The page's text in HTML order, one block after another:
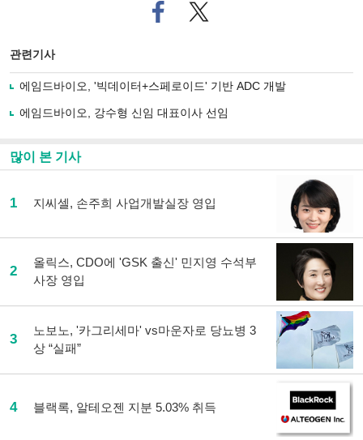
페
이
로
기
사
기
트위
터로
관련기사
에임드바이오, '빅데이터+스페로이드' 기반 ADC 개발
에임드바이오, 강수형 신임 대표이사 선임
많이 본 기사
1 지씨셀, 손주희 사업개발실장 영입
2
올릭스, CDO에 'GSK 출신' 민지영 수석부
사장 영입
3
노보노, '카그리세마' vs마운자로 당뇨병 3
상 “실패”
4 블랙록, 알테오젠 지분 5.03% 취득